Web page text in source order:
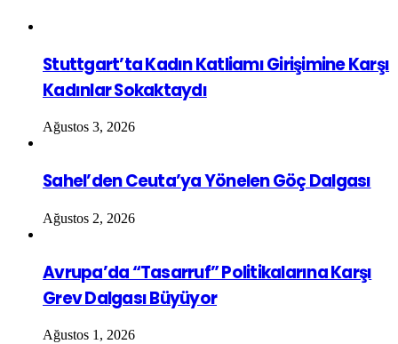
Stuttgart’ta Kadın Katliamı Girişimine Karşı
Kadınlar Sokaktaydı
Ağustos 3, 2026
Sahel’den Ceuta’ya Yönelen Göç Dalgası
Ağustos 2, 2026
Avrupa’da “Tasarruf” Politikalarına Karşı
Grev Dalgası Büyüyor
Ağustos 1, 2026